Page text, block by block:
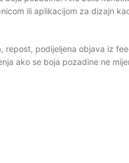
ili aplikacijom za dizajn
podijeljena objava iz
ako se boja pozadine ne